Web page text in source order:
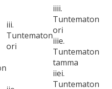
iii.
Tuntematon
ori
iiii.
Tuntematon
ori
iiie.
Tuntematon
tamma
iiei.
Tuntematon